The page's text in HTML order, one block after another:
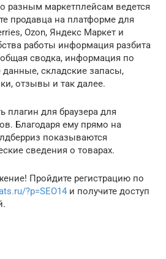
разным маркетплейсам ведется
продавца на платформе для
Ozon, Яндекс Маркет и
работы информация разбита
сводка, информация по
складские запасы,
отзывы и так далее.
плагин для браузера для
Благодаря ему прямо на
показываются
сведения о товарах.
Пройдите регистрацию по
?p=SEO14 и получите доступ